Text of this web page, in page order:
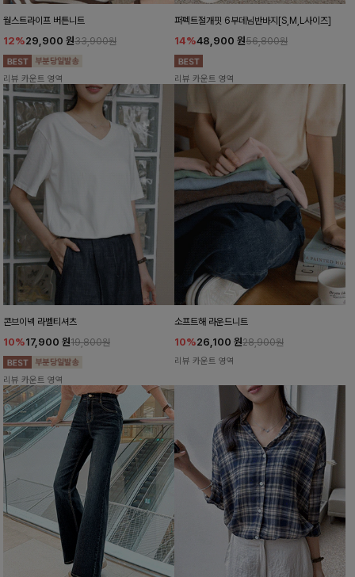
월스트라이프 버튼니트
12%29,900 원33,900원
리뷰 카운트 영역
퍼펙트절개핏 6부데님반바지[S,M,L사이즈]
14%48,900 원56,800원
리뷰 카운트 영역
콘브이넥 라벨티셔츠
10%17,900 원19,800원
리뷰 카운트 영역
소프트해 라운드니트
10%26,100 원28,900원
리뷰 카운트 영역